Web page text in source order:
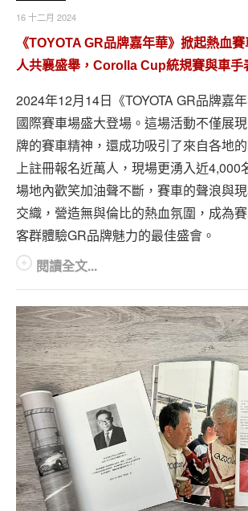
16 十二月 2024
《TOYOTA GR品牌嘉年華》掀起熱血
人共襄盛舉，Corolla Cup統規賽與車手
2024年12月14日《TOYOTA GR品牌嘉
國際賽車場盛大登場。這場活動不僅展
牌的賽車精神，還成功吸引了來自各地
上註冊報名近萬人，現場更湧入近4,000
場地內歡笑加油聲不斷，賽車的聲浪與
交織，營造無與倫比的熱血氛圍，成為
客群體驗GR品牌魅力的最佳盛會。
閱讀全文...